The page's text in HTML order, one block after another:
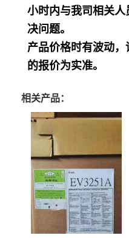
小时内与我司相关
决问题。
产品价格时有波动
的报价为实准。
相关产品：